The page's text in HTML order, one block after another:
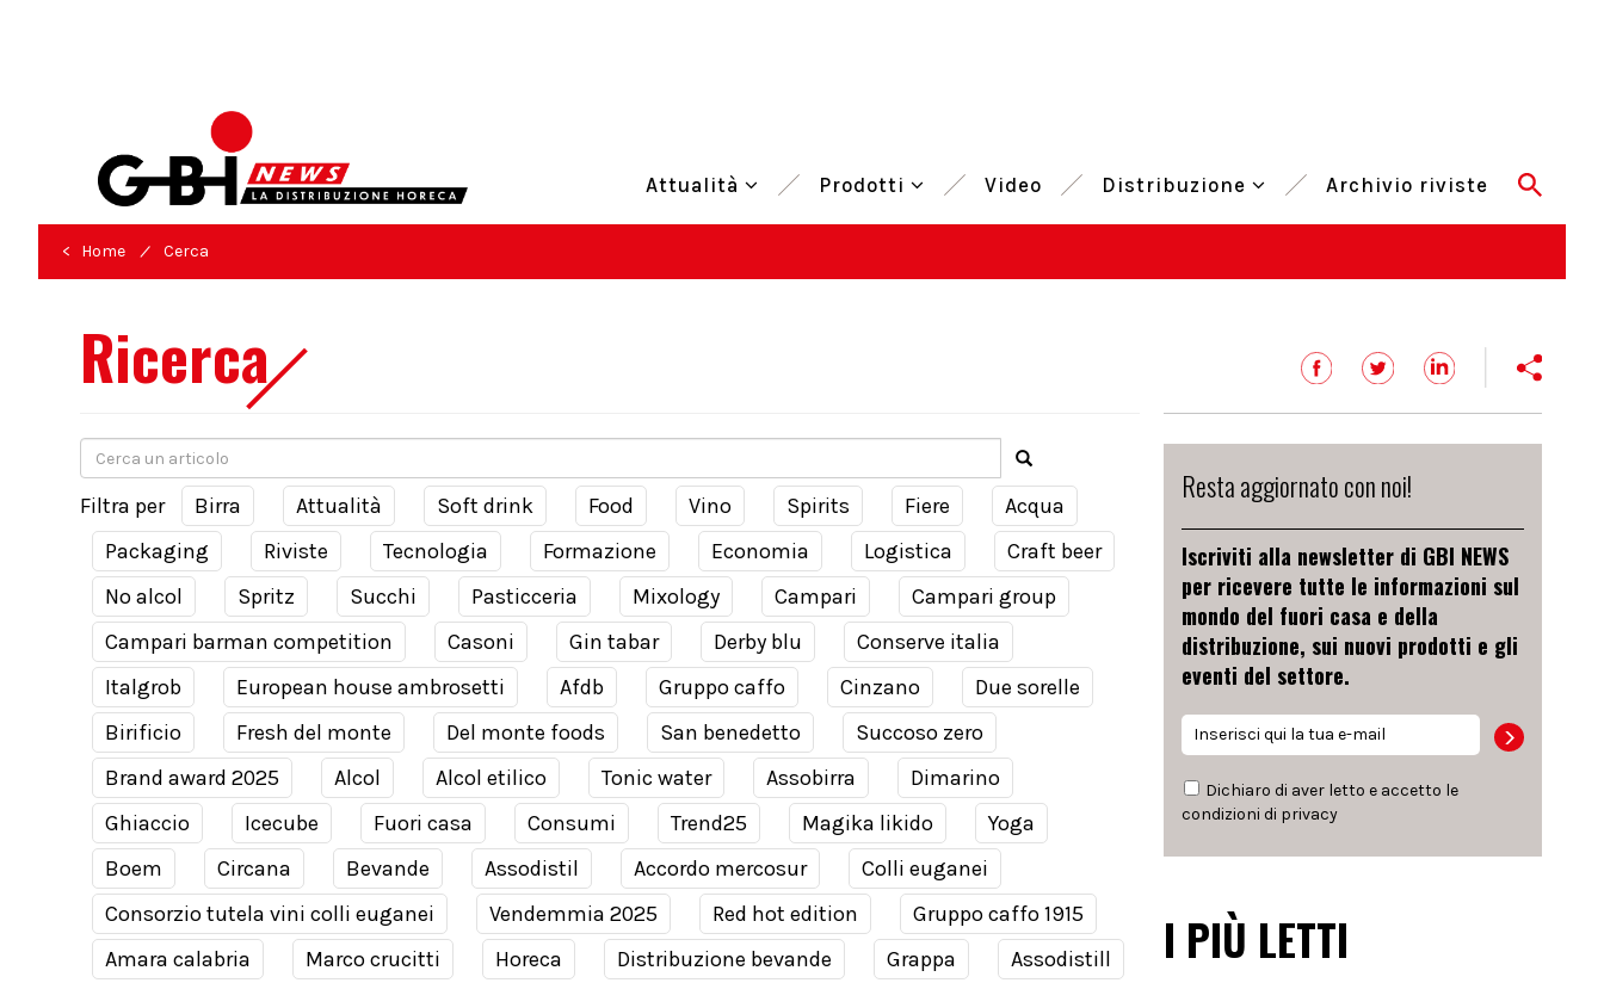
Attualità Prodotti Video Distribuzione Archivio riviste
< Home / Cerca
Ricerca
Filtra per Birra Attualità Soft drink Food Vino Spirits Fiere
Acqua
Packaging
Riviste Tecnologia Formazione Economia Logistica
Craft beer
No alcol
Spritz Succhi Pasticceria Mixology Campari
Campari group
Campari barman competition
Casoni Gin tabar Derby blu
Conserve italia
Italgrob
European house ambrosetti Afdb Gruppo caffo Cinzano
Due sorelle
Birificio
Fresh del monte Del monte foods San benedetto
Succoso zero
Brand award 2025
Alcol Alcol etilico Tonic water Assobirra
Dimarino
Ghiaccio
Icecube Fuori casa Consumi Trend25 Magika likido
Yoga
Boem
Circana Bevande Assodistil Accordo mercosur
Colli euganei
Consorzio tutela vini colli euganei
Vendemmia 2025 Red hot edition
Gruppo caffo 1915
Amara calabria
Marco crucitti Horeca Distribuzione bevande Grappa
Assodistill
Resta aggiornato con noi!
Iscriviti alla newsletter di GBI NEWS
per ricevere tutte le informazioni sul
mondo del fuori casa e della
distribuzione, sui nuovi prodotti e gli
eventi del settore.
Dichiaro di aver letto e accetto le
condizioni di privacy
I PIÙ LETTI